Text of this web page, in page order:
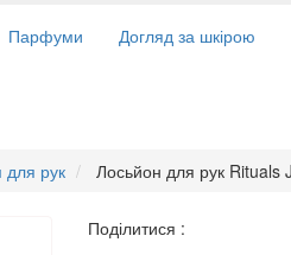
Парфуми Догляд за шкірою
для рук Лосьйон для рук Rituals
Поділитися :